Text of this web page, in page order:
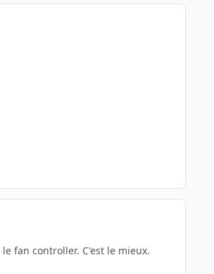
fan controller. C'est le mieux.